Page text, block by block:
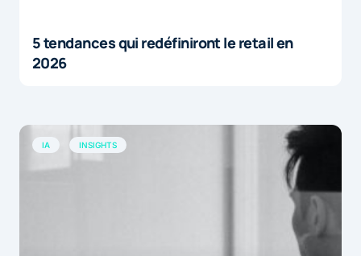
5 tendances qui redéfiniront le retail en
2026
IA INSIGHTS